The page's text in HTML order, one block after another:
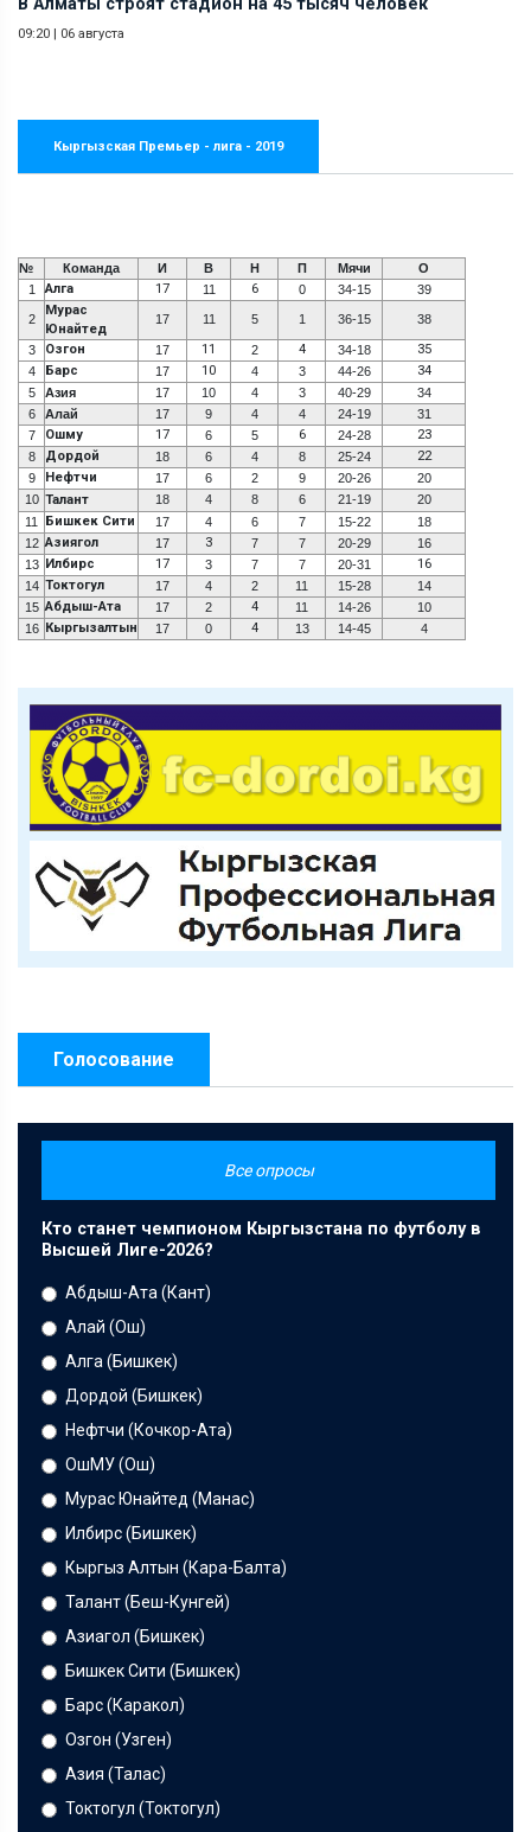
09:20 | 06 августа
Кыргызская Премьер - лига - 2019
№ Команда И В Н П Мячи
О
1
Алга 17 11 6 0 34-15 39
2
Мурас
Юнайтед
17 11 5 1 36-15 38
3 Озгон 17 11 2 4 34-18 35
4 Барс 17 10 4 3 44-26 34
5 Азия 17 10 4 3 40-29
34
6
Алай 17 9 4 4 24-19
31
7
Ошму 17 6 5 6 24-28 23
8 Дордой 18 6 4 8 25-24 22
9 Нефтчи 17 6 2 9 20-26
20
10 Талант 18 4 8 6 21-19
20
11
Бишкек Сити 17 4 6 7 15-22
18
12 Азиягол 17 3 7 7 20-29
16
13 Илбирс 17 3 7 7 20-31 16
14 Токтогул 17 4 2 11 15-28
14
15 Абдыш-Ата 17 2 4 11 14-26
10
16 Кыргызалтын 17 0 4 13 14-45 4
Голосование
Все опросы
Кто станет чемпионом Кыргызстана по футболу в
Высшей Лиге-2026?
Абдыш-Ата (Кант)
Алай (Ош)
Алга (Бишкек)
Дордой (Бишкек)
Нефтчи (Кочкор-Ата)
ОшМУ (Ош)
Мурас Юнайтед (Манас)
Илбирс (Бишкек)
Кыргыз Алтын (Кара-Балта)
Талант (Беш-Кунгей)
Азиагол (Бишкек)
Бишкек Сити (Бишкек)
Барс (Каракол)
Озгон (Узген)
Азия (Талас)
Токтогул (Токтогул)